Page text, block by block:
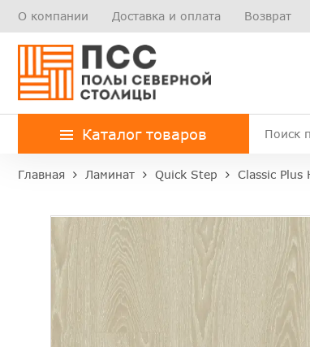
О компании Доставка и оплата Возврат
Каталог товаров
Главная Ламинат Quick Step Classic Plus